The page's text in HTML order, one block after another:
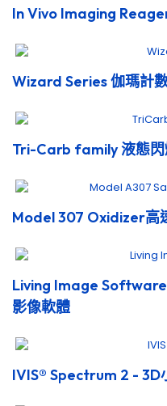
In Vivo Imaging
Wizard Series 伽瑪計
Tri-Carb family 液態閃
Model 307 Oxidizer高
Living Image
影像軟體
IVIS® Spectrum 2 - 3D